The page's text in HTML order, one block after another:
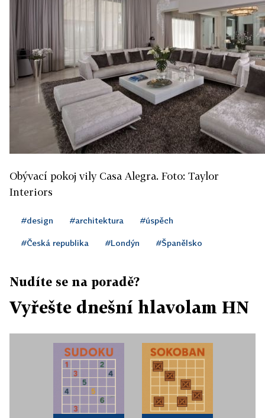
Obývací pokoj vily Casa Alegra. Foto: Taylor
Interiors
#design #architektura #úspěch
#Česká republika #Londýn #Španělsko
Nudíte se na poradě?
Vyřešte dnešní hlavolam HN